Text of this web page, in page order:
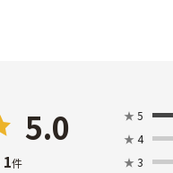
5.0
1件
★ 5
★ 4
★ 3